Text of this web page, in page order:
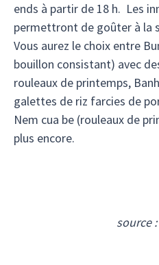
ends à partir de 18 h. Les
permettront de goûter à la
Vous aurez le choix entre
bouillon consistant) avec
rouleaux de printemps,
galettes de riz farcies de
Nem cua be (rouleaux de
plus encore.
source